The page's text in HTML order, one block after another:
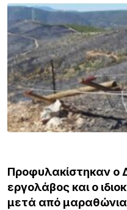
Προφυλακίστηκαν ο
εργολάβος και ο
μετά από μαραθώνια